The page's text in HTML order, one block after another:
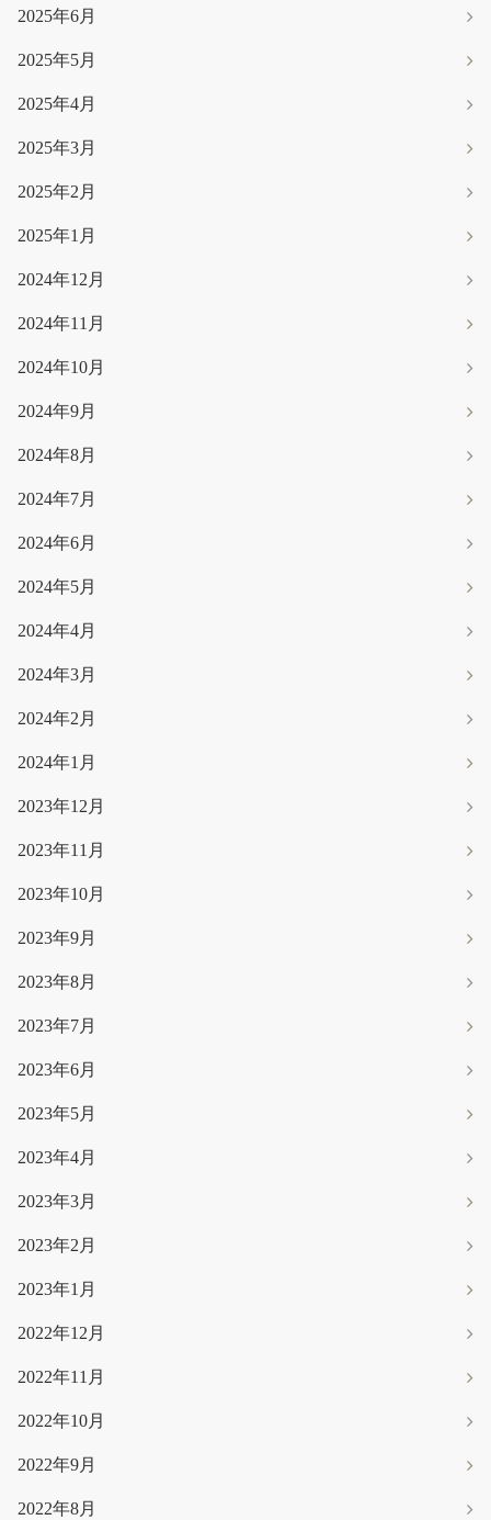
2025年6月
2025年5月
2025年4月
2025年3月
2025年2月
2025年1月
2024年12月
2024年11月
2024年10月
2024年9月
2024年8月
2024年7月
2024年6月
2024年5月
2024年4月
2024年3月
2024年2月
2024年1月
2023年12月
2023年11月
2023年10月
2023年9月
2023年8月
2023年7月
2023年6月
2023年5月
2023年4月
2023年3月
2023年2月
2023年1月
2022年12月
2022年11月
2022年10月
2022年9月
2022年8月